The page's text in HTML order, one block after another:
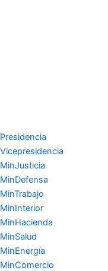
Presidencia
Vicepresidencia
MinJusticia
MinDefensa
MinTrabajo
MinInterior
MinHacienda
MinSalud
MinEnergía
MinComercio